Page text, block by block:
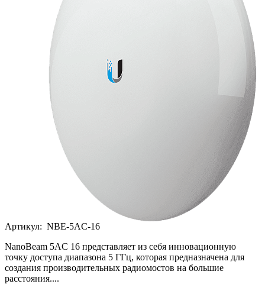
Артикул: NBE-5AC-16
NanoBeam 5AC 16 представляет из себя инновационную
точку доступа диапазона 5 ГГц, которая предназначена для
создания производительных радиомостов на большие
расстояния....